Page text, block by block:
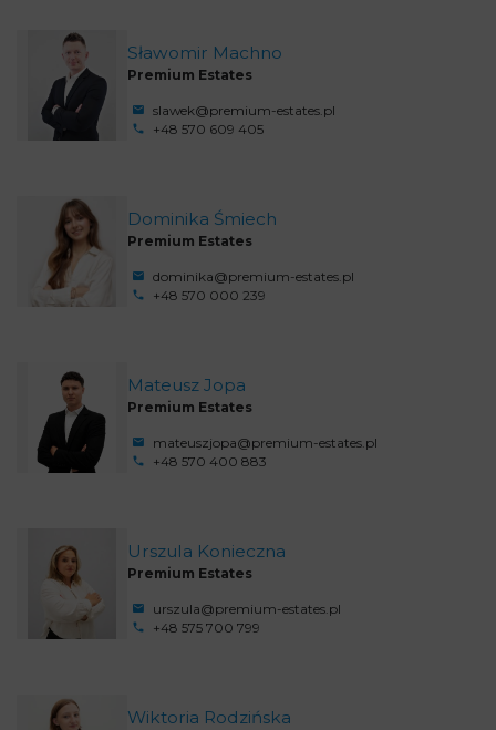
Sławomir Machno
Premium Estates
slawek@premium-estates.pl
+48 570 609 405
Dominika Śmiech
Premium Estates
dominika@premium-estates.pl
+48 570 000 239
Mateusz Jopa
Premium Estates
mateuszjopa@premium-estates.pl
+48 570 400 883
Urszula Konieczna
Premium Estates
urszula@premium-estates.pl
+48 575 700 799
Wiktoria Rodzińska